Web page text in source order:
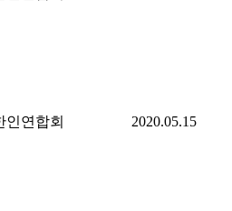
인연합회 2020.05.15